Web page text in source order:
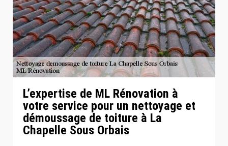
L’expertise de ML Rénovation à
votre service pour un nettoyage et
démoussage de toiture à La
Chapelle Sous Orbais